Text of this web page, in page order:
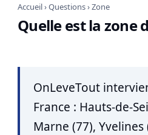
Accueil›Questions› Zone
Quelle est la zone
OnLeveTout
France : Hauts-de-
Marne (77), Yvelines